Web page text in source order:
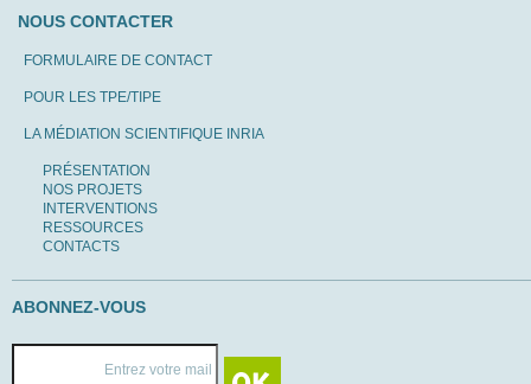
NOUS CONTACTER
FORMULAIRE DE CONTACT
POUR LES TPE/TIPE
LA MÉDIATION SCIENTIFIQUE INRIA
PRÉSENTATION
NOS PROJETS
INTERVENTIONS
RESSOURCES
CONTACTS
ABONNEZ-VOUS